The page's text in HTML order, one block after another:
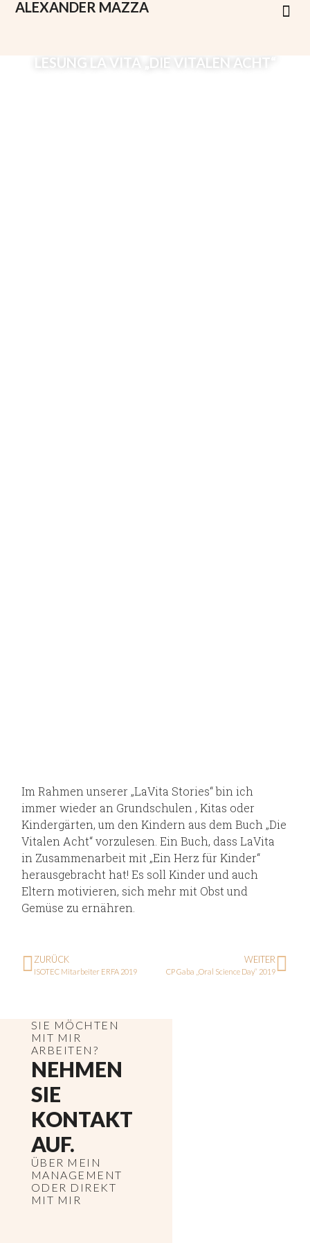
ALEXANDER MAZZA
LESUNG LA VITA „DIE VITALEN ACHT“
Im Rahmen unserer „LaVita Stories“ bin ich
immer wieder an Grundschulen , Kitas oder
Kindergärten, um den Kindern aus dem Buch „Die
Vitalen Acht“ vorzulesen. Ein Buch, dass LaVita
in Zusammenarbeit mit „Ein Herz für Kinder“
herausgebracht hat! Es soll Kinder und auch
Eltern motivieren, sich mehr mit Obst und
Gemüse zu ernähren.
ZURÜCK
ISOTEC Mitarbeiter ERFA 2019
WEITER
CP Gaba „Oral Science Day“ 2019
SIE MÖCHTEN
MIT MIR
ARBEITEN?
NEHMEN
SIE
KONTAKT
AUF.
ÜBER MEIN
MANAGEMENT
ODER DIREKT
MIT MIR